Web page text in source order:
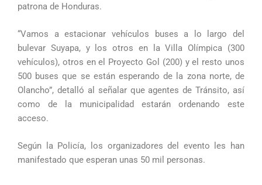
patrona de Honduras.
“Vamos a estacionar vehículos buses a lo largo del
bulevar Suyapa, y los otros en la Villa Olímpica (300
vehículos), otros en el Proyecto Gol (200) y el resto unos
500 buses que se están esperando de la zona norte, de
Olancho”, detalló al señalar que agentes de Tránsito, así
como de la municipalidad estarán ordenando este
acceso.
Según la Policía, los organizadores del evento les han
manifestado que esperan unas 50 mil personas.